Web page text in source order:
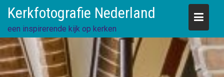
content
Kerkfotografie Nederland
een inspirerende kijk op kerken